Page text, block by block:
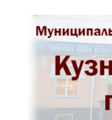
Перейти к содержимому